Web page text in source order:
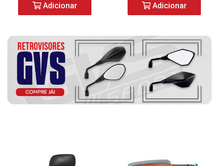
Adicionar Adicionar